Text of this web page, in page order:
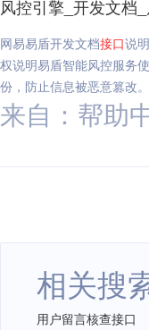
风控引擎_开发文档
网易易盾开发文档接口说
权说明易盾智能风控服务
份，防止信息被恶意篡改
来自：帮助
相关搜
用户留言核查接口